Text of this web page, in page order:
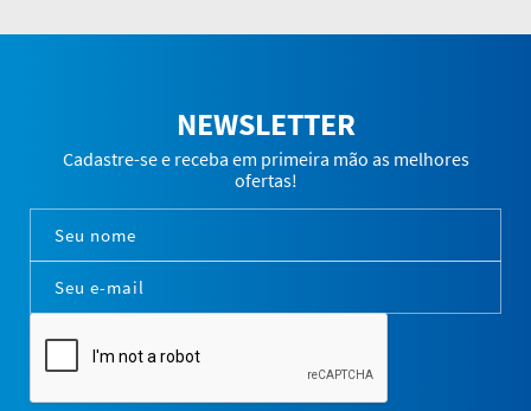
NEWSLETTER
Cadastre-se e receba em primeira mão as melhores
ofertas!